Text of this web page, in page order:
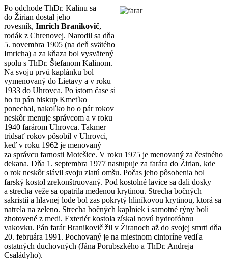
Po odchode ThDr. Kalinu sa
do Žirian dostal jeho
rovesník, Imrich Branikovič,
rodák z Chrenovej. Narodil sa dňa
5. novembra 1905 (na deň svätého
Imricha) a za kňaza bol vysvätený
spolu s ThDr. Štefanom Kalinom.
Na svoju prvú kaplánku bol
vymenovaný do Lietavy a v roku
1933 do Uhrovca. Po istom čase si
ho tu pán biskup Kmeťko
ponechal, nakoľko ho o pár rokov
neskôr menuje správcom a v roku
1940 farárom Uhrovca. Takmer
tridsať rokov pôsobil v Uhrovci,
keď v roku 1962 je menovaný
za správcu farnosti Motešice. V roku 1975 je menovaný za čestného
dekana. Dňa 1. septembra 1977 nastupuje za farára do Žirian, kde
o rok neskôr slávil svoju zlatú omšu. Počas jeho pôsobenia bol
farský kostol zrekonštruovaný. Pod kostolné lavice sa dali dosky
a strecha veže sa opatrila medenou krytinou. Strecha bočných
sakristií a hlavnej lode bol zas pokrytý hliníkovou krytinou, ktorá sa
natrela na zeleno. Strecha bočných kaplniek i samotné rýny boli
zhotovené z medi. Exteriér kostola získal novú hydrofóbnu
vakovku. Pán farár Branikovič žil v Žiranoch až do svojej smrti dňa
20. februára 1991. Pochovaný je na miestnom cintoríne vedľa
ostatných duchovných (Jána Porubszkého a ThDr. Andreja
Családyho).